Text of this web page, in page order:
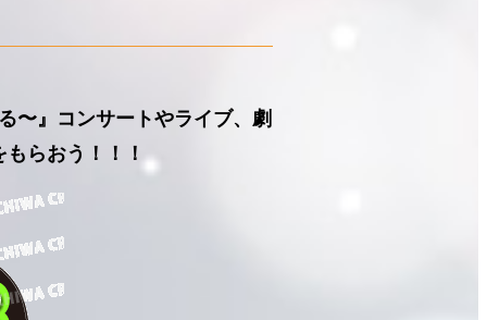
〜』コンサートやライブ、劇
らおう！！！